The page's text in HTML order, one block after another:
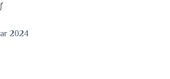
2024